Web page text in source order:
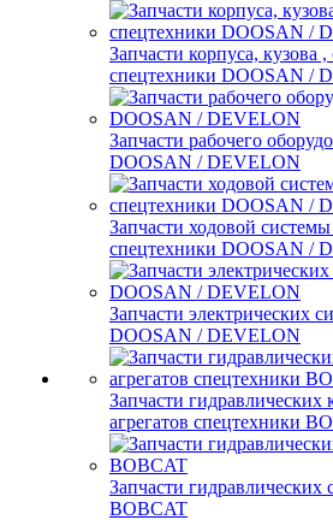
Запчасти корпуса, кузова
спецтехники DOOSAN /
Запчасти рабочего
DOOSAN / DEVELON
Запчасти ходовой
спецтехники DOOSAN /
Запчасти электрических
DOOSAN / DEVELON
Запчасти гидравлических
агрегатов спецтехники
Запчасти гидравлических
BOBCAT